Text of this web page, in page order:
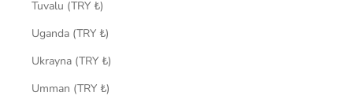
Tuvalu (TRY ₺)
Uganda (TRY ₺)
Ukrayna (TRY ₺)
Umman (TRY ₺)